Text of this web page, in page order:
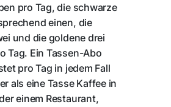
pro Tag, die schwarze
einen, die
und die goldene drei
Tag. Ein Tassen-Abo
pro Tag in jedem Fall
als eine Tasse Kaffee in
einem Restaurant,